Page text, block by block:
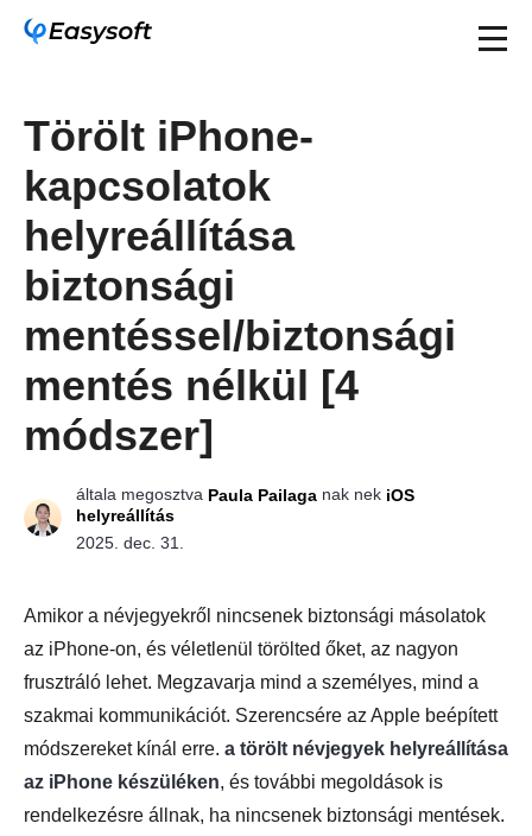
Törölt iPhone-
kapcsolatok
helyreállítása
biztonsági
mentéssel/biztonsági
mentés nélkül [4
módszer]
általa megosztva Paula Pailaga nak nek iOS
helyreállítás
2025. dec. 31.
Amikor a névjegyekről nincsenek biztonsági másolatok
az iPhone-on, és véletlenül törölted őket, az nagyon
frusztráló lehet. Megzavarja mind a személyes, mind a
szakmai kommunikációt. Szerencsére az Apple beépített
módszereket kínál erre. a törölt névjegyek helyreállítása
az iPhone készüléken, és további megoldások is
rendelkezésre állnak, ha nincsenek biztonsági mentések.